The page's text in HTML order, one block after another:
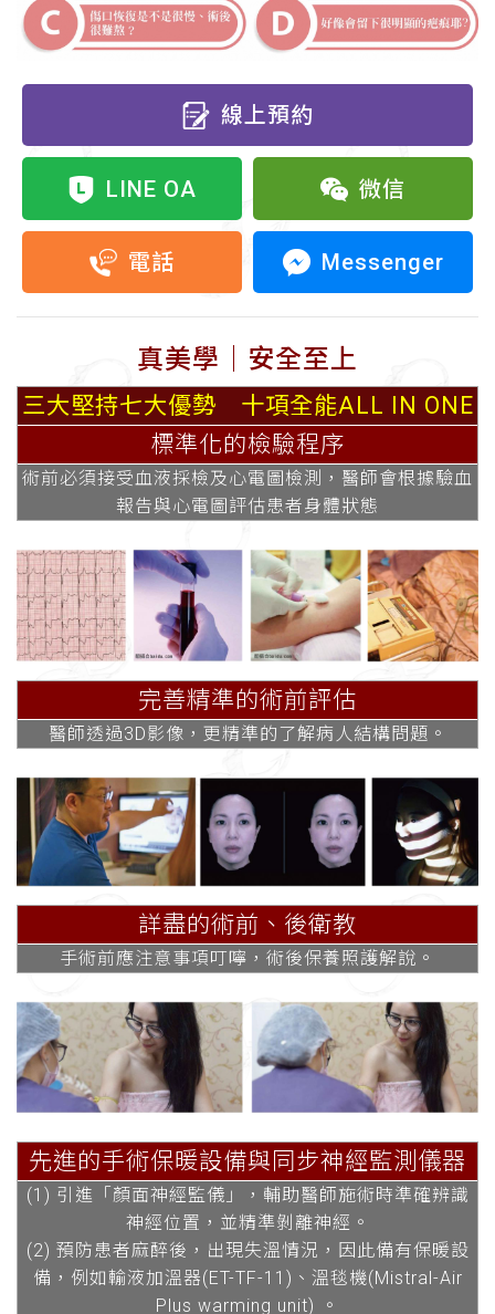
線上預約
LINE OA 微信
電話 Messenger
真美學│安全至上
三大堅持七大優勢 十項全能ALL IN ONE
標準化的檢驗程序
術前必須接受血液採檢及心電圖檢測，醫師會根據驗血
報告與心電圖評估患者身體狀態
完善精準的術前評估
醫師透過3D影像，更精準的了解病人結構問題。
詳盡的術前、後衛教
手術前應注意事項叮嚀，術後保養照護解說。
先進的手術保暖設備與同步神經監測儀器
(1) 引進「顏面神經監儀」，輔助醫師施術時準確辨識
神經位置，並精準剝離神經。
(2) 預防患者麻醉後，出現失溫情況，因此備有保暖設
備，例如輸液加溫器(ET-TF-11)、溫毯機(Mistral-Air
Plus warming unit) 。